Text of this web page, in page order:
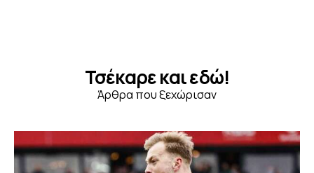
Τσέκαρε και εδώ!
Άρθρα που ξεχώρισαν